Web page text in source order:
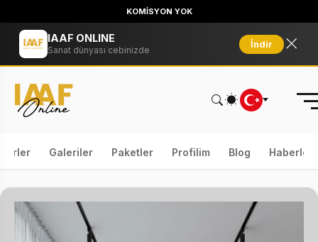
KOMİSYON YOK
IAAF ONLINE
Sanat dünyası cebinizde
İndir
Galeriler Paketler Profilim Blog Haberler